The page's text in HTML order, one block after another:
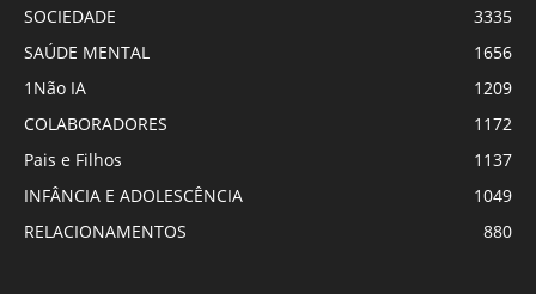
SOCIEDADE
3335
SAÚDE MENTAL
1656
1Não IA
1209
COLABORADORES
1172
Pais e Filhos
1137
INFÂNCIA E ADOLESCÊNCIA
1049
RELACIONAMENTOS
880